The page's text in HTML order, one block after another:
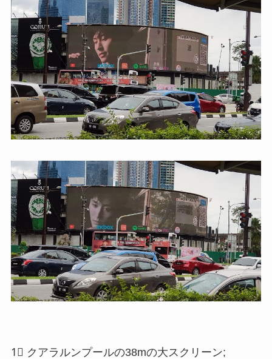
1⃣️ クアラルンプールの38mの大スクリーン;